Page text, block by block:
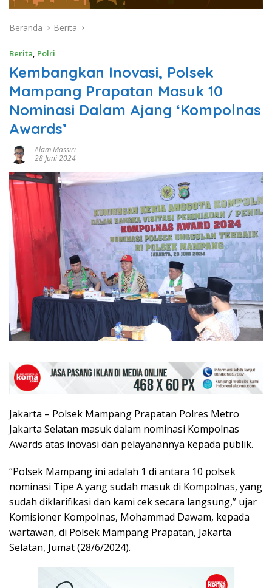
Beranda Berita
Berita Polri
Kembangkan Inovasi, Polsek
Mampang Prapatan Masuk 10
Nominasi Dalam Ajang ‘Kompolnas
Awards’
Alam Massiri
28 Juni 2024
Jakarta – Polsek Mampang Prapatan Polres Metro
Jakarta Selatan masuk dalam nominasi Kompolnas
Awards atas inovasi dan pelayanannya kepada publik.
“Polsek Mampang ini adalah 1 di antara 10 polsek
nominasi Tipe A yang sudah masuk di Kompolnas, yang
sudah diklarifikasi dan kami cek secara langsung,” ujar
Komisioner Kompolnas, Mohammad Dawam, kepada
wartawan, di Polsek Mampang Prapatan, Jakarta
Selatan, Jumat (28/6/2024).